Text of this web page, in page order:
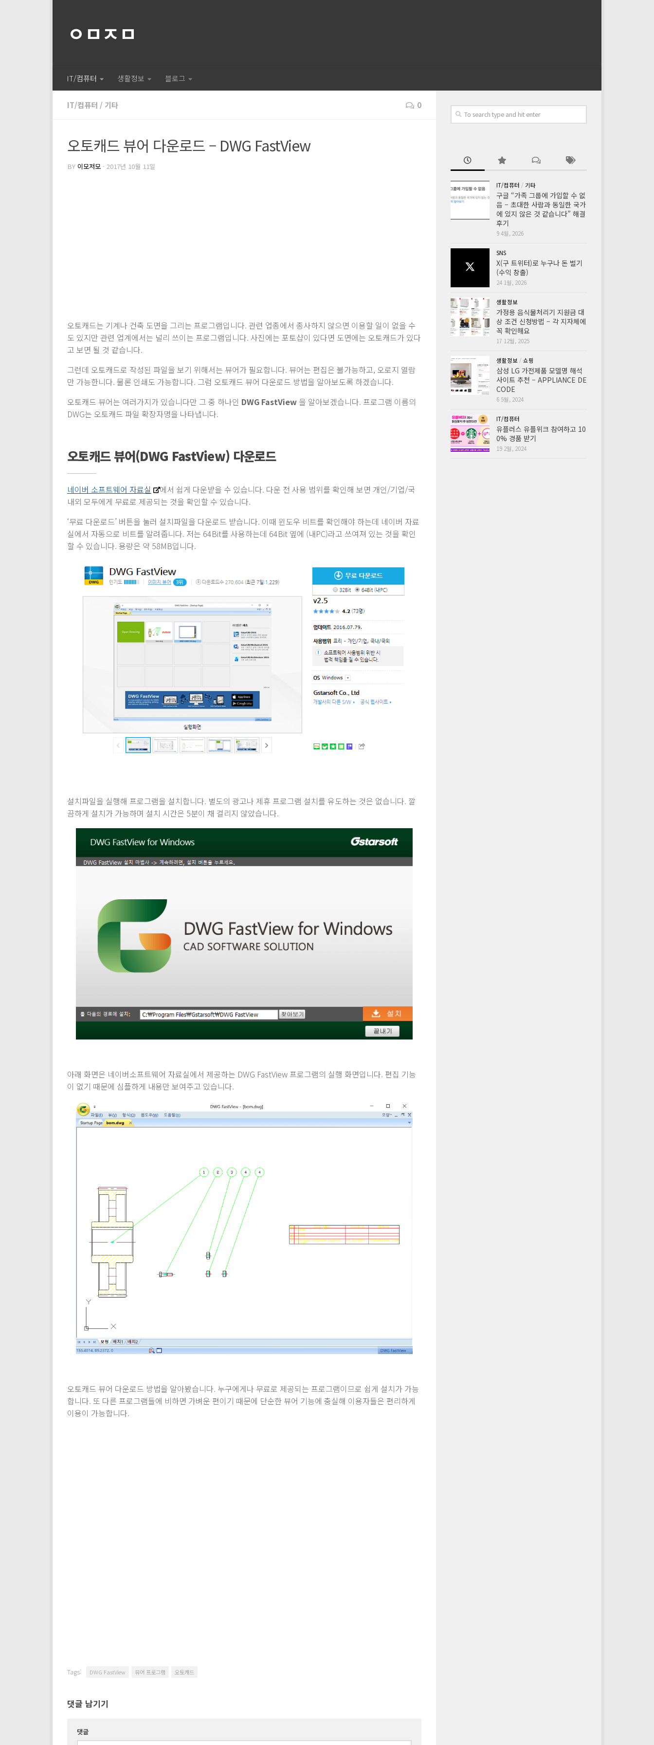
ㅇㅁㅈㅁ
IT/컴퓨터 생활정보 블로그
IT/컴퓨터 / 기타 0
오토캐드 뷰어 다운로드 – DWG FastView
BY 이모저모 · 2017년 10월 11일
오토캐드는 기계나 건축 도면을 그리는 프로그램입니다. 관련 업종에서 종사하지 않으면 이용할 일이 없을 수
도 있지만 관련 업계에서는 널리 쓰이는 프로그램입니다. 사진에는 포토샵이 있다면 도면에는 오토캐드가 있다
고 보면 될 것 같습니다.
그런데 오토캐드로 작성된 파일을 보기 위해서는 뷰어가 필요합니다. 뷰어는 편집은 불가능하고, 오로지 열람
만 가능한니다. 물론 인쇄도 가능합니다. 그럼 오토캐드 뷰어 다운로드 방법을 알아보도록 하겠습니다.
오토캐드 뷰어는 여러가지가 있습니다만 그 중 하나인 DWG FastView 을 알아보겠습니다. 프로그램 이름의
DWG는 오토캐드 파일 확장자명을 나타냅니다.
오토캐드 뷰어(DWG FastView) 다운로드
네이버 소프트웨어 자료실
에서 쉽게 다운받을 수 있습니다. 다운 전 사용 범위를 확인해 보면 개인/기업/국
내외 모두에게 무료로 제공되는 것을 확인할 수 있습니다.
‘무료 다운로드’ 버튼을 눌러 설치파일을 다운로드 받습니다. 이때 윈도우 비트를 확인해야 하는데 네이버 자료
실에서 자동으로 비트를 알려줍니다. 저는 64Bit를 사용하는데 64Bit 옆에 (내PC)라고 쓰여져 있는 것을 확인
할 수 있습니다. 용량은 약 58MB입니다.
설치파일을 실행해 프로그램을 설치합니다. 별도의 광고나 제휴 프로그램 설치를 유도하는 것은 없습니다. 깔
끔하게 설치가 가능하며 설치 시간은 5분이 채 걸리지 않았습니다.
아래 화면은 네이버소프트웨어 자료실에서 제공하는 DWG FastView 프로그램의 실행 화면입니다. 편집 기능
이 없기 때문에 심플하게 내용만 보여주고 있습니다.
오토캐드 뷰어 다운로드 방법을 알아봤습니다. 누구에게나 무료로 제공되는 프로그램이므로 쉽게 설치가 가능
합니다. 또 다른 프로그램들에 비하면 가벼운 편이기 때문에 단순한 뷰어 기능에 충실해 이용자들은 편리하게
이용이 가능합니다.
Tags: DWG FastView 뷰어 프로그램 오토캐드
댓글 남기기
댓글
IT/컴퓨터 / 기타
구글 “가족 그룹에 가입할 수 없
음 – 초대한 사람과 동일한 국가
에 있지 않은 것 같습니다” 해결
후기
9 4월, 2026
SNS
X(구 트위터)로 누구나 돈 벌기
(수익 창출)
24 1월, 2026
생활정보
가정용 음식물처리기 지원금 대
상 조건 신청방법 – 각 지자체에
꼭 확인해요
17 12월, 2025
생활정보 / 쇼핑
삼성 LG 가전제품 모델명 해석
사이트 추천 – APPLIANCE DE
CODE
6 5월, 2024
IT/컴퓨터
유플러스 유플위크 참여하고 10
0% 경품 받기
19 2월, 2024